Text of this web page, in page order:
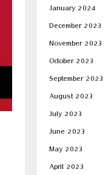
January 2024
December 2023
November 2023
October 2023
September 2023
August 2023
July 2023
June 2023
May 2023
April 2023